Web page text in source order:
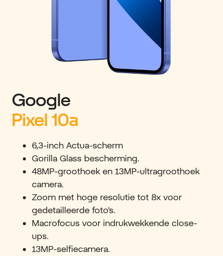
Google
Pixel 10a
6,3-inch Actua-scherm
Gorilla Glass bescherming.
48MP-groothoek en 13MP-ultragroothoek
camera.
Zoom met hoge resolutie tot 8x voor
gedetailleerde foto's.
Macrofocus voor indrukwekkende close-
ups.
13MP-selfiecamera.